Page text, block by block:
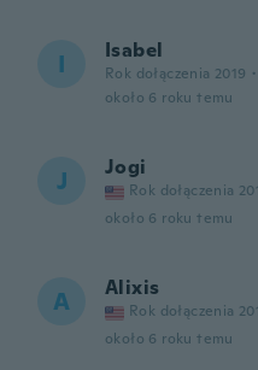
I Isabel
Rok dołączenia 2019 ·
około 6 roku temu
J Jogi
Rok dołączenia
około 6 roku temu
A Alixis
Rok dołączenia
około 6 roku temu